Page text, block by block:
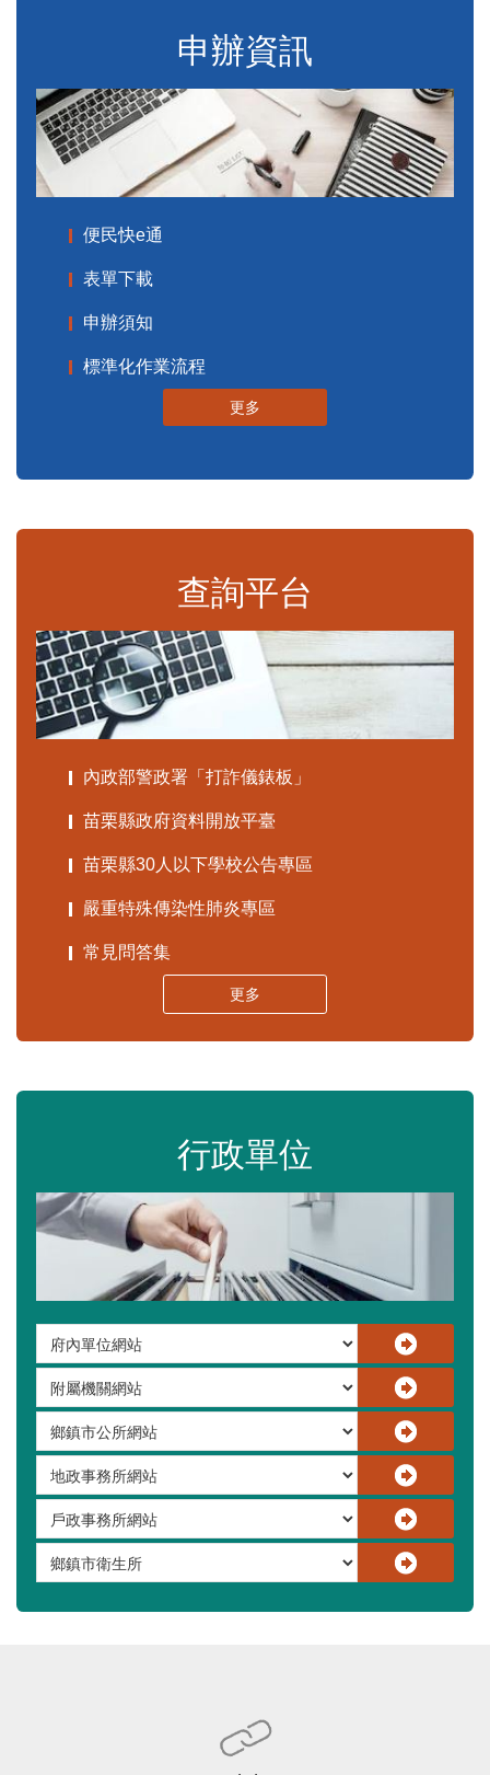
申辦資訊
便民快e通
表單下載
申辦須知
標準化作業流程
更多
查詢平台
內政部警政署「打詐儀錶板」
苗栗縣政府資料開放平臺
苗栗縣30人以下學校公告專區
嚴重特殊傳染性肺炎專區
常見問答集
更多
行政單位